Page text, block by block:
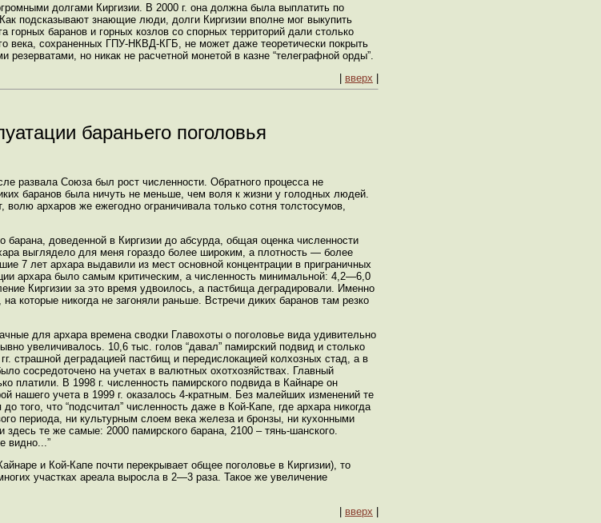
долгами Киргизии. В 2000 г. она должна была выплатить по
подсказывают знающие люди, долги Киргизии вполне мог выкупить
горных баранов и горных козлов со спорных территорий дали столько
века, сохраненных ГПУ-НКВД-КГБ, не может даже теоретически покрыть
но никак не расчетной монетой в казне “телеграфной орды”.
вверх
бараньего поголовья
развала Союза был рост численности. Обратного процесса не
баранов была ничуть не меньше, чем воля к жизни у голодных людей.
архаров же ежегодно ограничивала только сотня толстосумов,
доведенной в Киргизии до абсурда, общая оценка численности
выглядело для меня гораздо более широким, а плотность — более
7 лет архара выдавили из мест основной концентрации в приграничных
архара было самым критическим, а численность минимальной: 4,2—6,0
Киргизии за это время удвоилось, а пастбища деградировали. Именно
которые никогда не загоняли раньше. Встречи диких баранов там резко
для архара времена сводки Главохоты о поголовье вида удивительно
увеличивалось. 10,6 тыс. голов “давал” памирский подвид и столько
страшной деградацией пастбищ и передислокацией колхозных стад, а в
сосредоточено на учетах в валютных охотхозяйствах. Главный
платили. В 1998 г. численность памирского подвида в Кайнаре он
учета в 1999 г. оказалось 4-кратным. Без малейших изменений те
что “подсчитал” численность даже в Кой-Капе, где архара никогда
периода, ни культурным слоем века железа и бронзы, ни кухонными
те же самые: 2000 памирского барана, 2100 – тянь-шанского.
видно...”
и Кой-Капе почти перекрывает общее поголовье в Киргизии), то
участках ареала выросла в 2—3 раза. Такое же увеличение
вверх